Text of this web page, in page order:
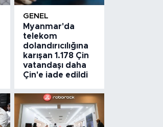
GENEL
Myanmar'da
telekom
dolandırıcılığına
karışan 1.178 Çin
vatandaşı daha
Çin'e iade edildi